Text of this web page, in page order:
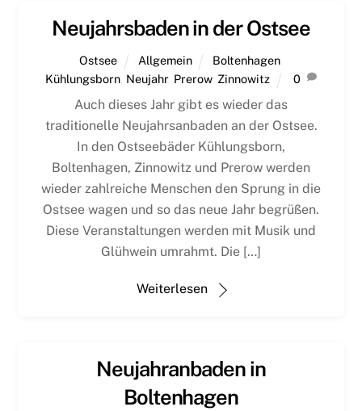
Neujahrsbaden in der Ostsee
Ostsee Allgemein Boltenhagen,
Kühlungsborn Neujahr, Prerow, Zinnowitz 0
Auch dieses Jahr gibt es wieder das
traditionelle Neujahrsanbaden an der Ostsee.
In den Ostseebäder Kühlungsborn,
Boltenhagen, Zinnowitz und Prerow werden
wieder zahlreiche Menschen den Sprung in die
Ostsee wagen und so das neue Jahr begrüßen.
Diese Veranstaltungen werden mit Musik und
Glühwein umrahmt. Die […]
Weiterlesen
Neujahranbaden in
Boltenhagen